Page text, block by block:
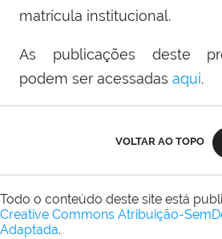
matrícula institucional.
As publicações deste
podem ser acessadas aqui.
VOLTAR AO TOPO
Todo o conteúdo deste site está
Creative Commons Atribuição-
Adaptada.